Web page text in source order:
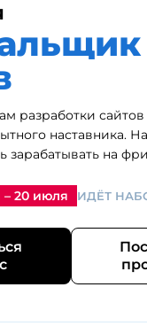
разработки
наставника.
зарабатывать на
– 20 июля ИДЁТ